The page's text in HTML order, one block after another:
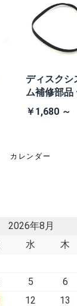
ディスクシ
ム補修部品
スクシステ
交換ベルト
￥1,680 ～
カレンダー
2026年8月
水 木
5 6
12 13